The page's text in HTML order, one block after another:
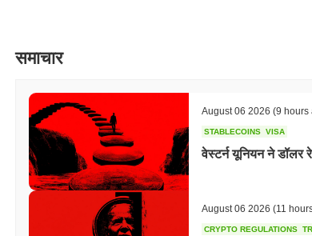
समाचार
August 06 2026 (9 hours
STABLECOINS VISA
वेस्टर्न यूनियन ने डॉलर
August 06 2026 (11
CRYPTO REGULATIONS